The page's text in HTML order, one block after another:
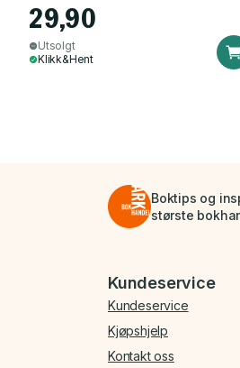
29,90
Utsolgt
Klikk&Hent
Boktips og
største
Bunnmeny
Kundeservice
Kundeservice
Kjøpshjelp
Kontakt oss